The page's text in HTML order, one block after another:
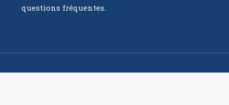
questions fréquentes.
Profitez d’une mutuelle optique exhaustive